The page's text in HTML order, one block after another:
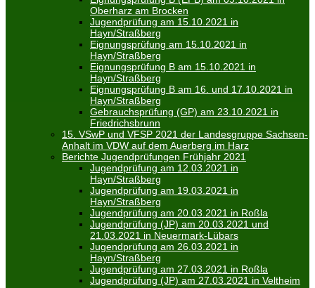
Oberharz am Brocken
Jugendprüfung am 15.10.2021 in
Hayn/Straßberg
Eignungsprüfung am 15.10.2021 in
Hayn/Straßberg
Eignungsprüfung B am 15.10.2021 in
Hayn/Straßberg
Eignungsprüfung B am 16. und 17.10.2021 in
Hayn/Straßberg
Gebrauchsprüfung (GP) am 23.10.2021 in
Friedrichsbrunn
15. VSwP und VFSP 2021 der Landesgruppe Sachsen-
Anhalt im VDW auf dem Auerberg im Harz
Berichte Jugendprüfungen Frühjahr 2021
Jugendprüfung am 12.03.2021 in
Hayn/Straßberg
Jugendprüfung am 19.03.2021 in
Hayn/Straßberg
Jugendprüfung am 20.03.2021 in Roßla
Jugendprüfung (JP) am 20.03.2021 und
21.03.2021 in Neuermark-Lübars
Jugendprüfung am 26.03.2021 in
Hayn/Straßberg
Jugendprüfung am 27.03.2021 in Roßla
Jugendprüfung (JP) am 27.03.2021 in Veltheim